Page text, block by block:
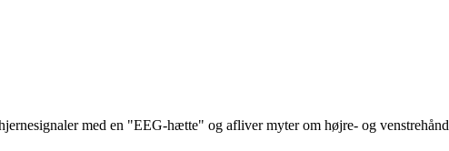
med en "EEG-hætte" og afliver myter om højre- og